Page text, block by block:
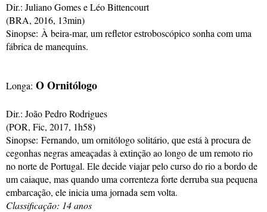
Dir.: Juliano Gomes e Léo Bittencourt
(BRA, 2016, 13min)
Sinopse: À beira-mar, um refletor estroboscópico sonha com uma
fábrica de manequins.
Longa: O Ornitólogo
Dir.: João Pedro Rodrigues
(POR, Fic, 2017, 1h58)
Sinopse: Fernando, um ornitólogo solitário, que está à procura de
cegonhas negras ameaçadas à extinção ao longo de um remoto rio
no norte de Portugal. Ele decide viajar pelo curso do rio a bordo de
um caiaque, mas quando uma correnteza forte derruba sua pequena
embarcação, ele inicia uma jornada sem volta.
Classificação: 14 anos